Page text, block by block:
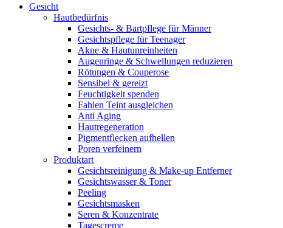
Gesicht
Hautbedürfnis
Gesichts- & Bartpflege für Männer
Gesichtspflege für Teenager
Akne & Hautunreinheiten
Augenringe & Schwellungen reduzieren
Rötungen & Couperose
Sensibel & gereizt
Feuchtigkeit spenden
Fahlen Teint ausgleichen
Anti Aging
Hautregeneration
Pigmentflecken aufhellen
Poren verfeinern
Produktart
Gesichtsreinigung & Make-up Entferner
Gesichtswasser & Toner
Peeling
Gesichtsmasken
Seren & Konzentrate
Tagescreme